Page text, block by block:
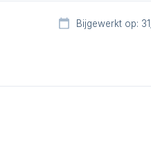
Bijgewerkt op: